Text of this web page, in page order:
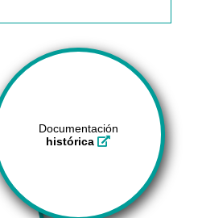
Documentación
histórica